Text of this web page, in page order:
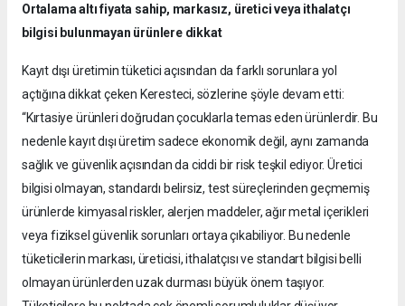
Ortalama altı fiyata sahip, markasız, üretici veya ithalatçı
bilgisi bulunmayan ürünlere dikkat
Kayıt dışı üretimin tüketici açısından da farklı sorunlara yol
açtığına dikkat çeken Keresteci, sözlerine şöyle devam etti:
“Kırtasiye ürünleri doğrudan çocuklarla temas eden ürünlerdir. Bu
nedenle kayıt dışı üretim sadece ekonomik değil, aynı zamanda
sağlık ve güvenlik açısından da ciddi bir risk teşkil ediyor. Üretici
bilgisi olmayan, standardı belirsiz, test süreçlerinden geçmemiş
ürünlerde kimyasal riskler, alerjen maddeler, ağır metal içerikleri
veya fiziksel güvenlik sorunları ortaya çıkabiliyor. Bu nedenle
tüketicilerin markası, üreticisi, ithalatçısı ve standart bilgisi belli
olmayan ürünlerden uzak durması büyük önem taşıyor.